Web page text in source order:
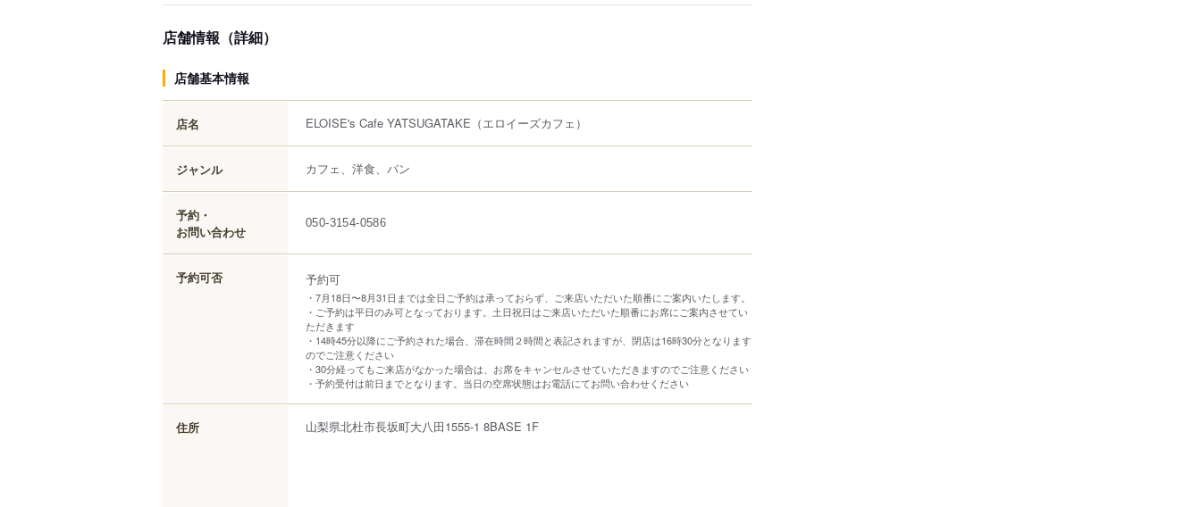
店舗情報（詳細）
店舗基本情報
店名 ELOISE's Cafe YATSUGATAKE （エロイーズカフェ）
ジャンル カフェ、洋食、パン
予約・
お問い合わせ
050-3154-0586
予約可否 予約可
・7月18日〜8月31日までは全日ご予約は承っておらず、ご来店いただいた順番にご案内いたします。
・ご予約は平日のみ可となっております。土日祝日はご来店いただいた順番にお席にご案内させてい
ただきます
・14時45分以降にご予約された場合、滞在時間２時間と表記されますが、閉店は16時30分となります
のでご注意ください
・30分経ってもご来店がなかった場合は、お席をキャンセルさせていただきますのでご注意ください
・予約受付は前日までとなります。当日の空席状態はお電話にてお問い合わせください
住所 山梨県北杜市長坂町大八田1555-1 8BASE 1F